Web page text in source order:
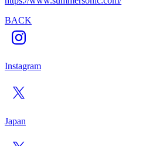
BACK
Instagram
Japan